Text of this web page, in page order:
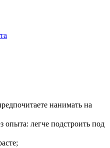
нанимать на
опыта: легче подстроить под